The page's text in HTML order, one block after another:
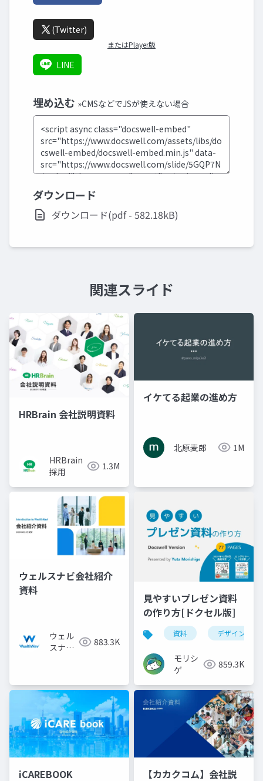
(Twitter)
またはPlayer版
LINE
埋め込む »CMSなどでJSが使えない場合
ダウンロード
ダウンロード(pdf - 582.18kB)
関連スライド
HRBrain 会社説明資料
HRBrain
採用
1.3M
イケてる起業の進め方
北原麦郎 1M
ウェルスナビ会社紹介
資料
ウェル
スナビ
883.3K
見やすいプレゼン資料
の作り方[ドクセル版]
資料 デザイン
モリシ
ゲ
859.3K
iCAREBOOK 【カカクコム】会社説